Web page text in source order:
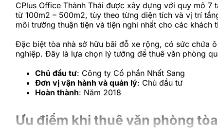
CPlus Office Thành Thái được xây dựng với quy mô 7
từ 100m2 – 500m2, tùy theo từng diện tích và vị trí
môi trường thuận tiện và tiện nghi nhất cho các khách
Đặc biệt tòa nhà sở hữu bãi đỗ xe rộng, có sức chứa
nghiệp. Đây là lựa chọn lý tưởng để thuê văn phòng
Chủ đầu tư: Công ty Cổ phần Nhất Sang
Đơn vị vận hành và quản lý: Chủ đầu tư
Hoàn thành: Năm 2018
Ưu điểm khi thuê văn phòng